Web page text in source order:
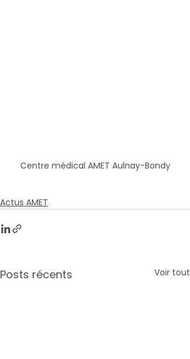
Centre médical AMET Aulnay-Bondy
Actus AMET
Posts récents Voir tout